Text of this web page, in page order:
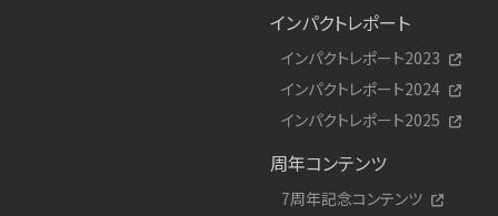
インパクトレポート
インパクトレポート2023
インパクトレポート2024
インパクトレポート2025
周年コンテンツ
7周年記念コンテンツ